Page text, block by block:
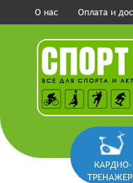
О нас Оплата и
КАРДИО-